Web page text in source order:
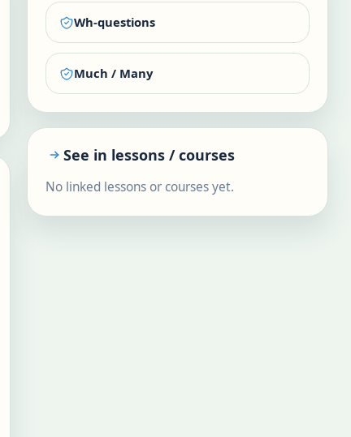
Wh-questions
Much / Many
See in lessons / courses
No linked lessons or courses yet.